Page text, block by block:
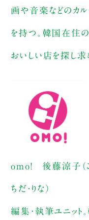
画や音楽などのカ
を持つ。韓国在住
おいしい店を探し求
omo! 後藤涼子（ご
ちだ・りな）
編集・執筆ユニット